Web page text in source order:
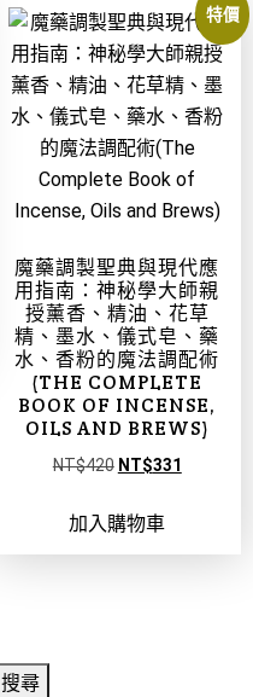
特價
魔藥調製聖典與現代應
用指南：神秘學大師親
授薰香、精油、花草
精、墨水、儀式皂、藥
水、香粉的魔法調配術
(THE COMPLETE
BOOK OF INCENSE,
OILS AND BREWS)
NT$420 NT$331
加入購物車
搜尋